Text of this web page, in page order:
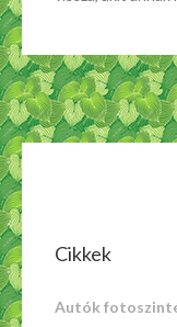
Cikkek
Autók